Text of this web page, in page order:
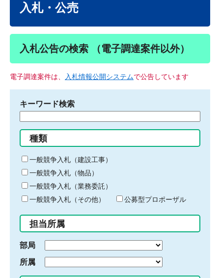
入札・公売
入札公告の検索 （電子調達案件以外）
電子調達案件は、 入札情報公開システムで公告しています
キーワード検索
る
キ
ー
ワ
ー
ド
入
力
種類
一般競争入札（建設工事）
一般競争入札（物品）
一般競争入札（業務委託）
一般競争入札（その他）
公募型プロポーザル
担当所属
部局
所属